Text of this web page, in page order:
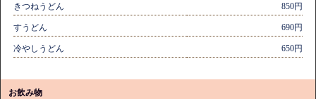
きつねうどん 850円
すうどん 690円
冷やしうどん 650円
お飲み物